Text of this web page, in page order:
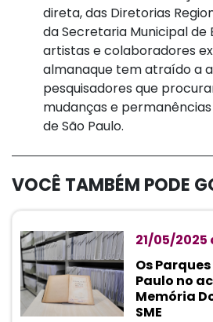
direta, das Diretorias
da Secretaria Municipal de
artistas e colaboradores
almanaque tem atraído a
pesquisadores que
mudanças e
de São Paulo.
VOCÊ TAMBÉM PODE
21/05/2025
Os
Paulo no
Memória
SME